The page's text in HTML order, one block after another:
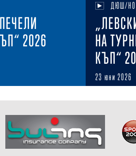
2026
ДЮШ/
НА
КЪП“
23 юни 2026